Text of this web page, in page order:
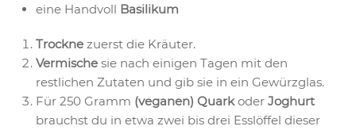
eine Handvoll Basilikum
Trockne zuerst die Kräuter.
Vermische sie nach einigen Tagen mit den
restlichen Zutaten und gib sie in ein Gewürzglas.
Für 250 Gramm (veganen) Quarkoder Joghurt
brauchst du in etwa zwei bis drei Esslöffel dieser